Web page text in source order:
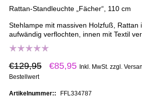
Rattan-Standleuchte „Fächer“, 110 cm
Stehlampe mit massiven Holzfuß, Rattan
aufwändig verflochten, innen mit Textil
€129,95 €85,95 Inkl. MwSt. zzgl.
Bestellwert
Artikelnummer:: FFL334787